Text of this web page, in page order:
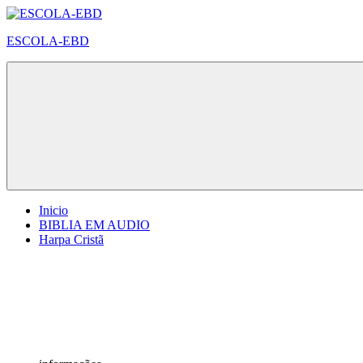
Pular
o
ESCOLA-EBD
Inicio
BIBLIA EM AUDIO
Harpa Cristã